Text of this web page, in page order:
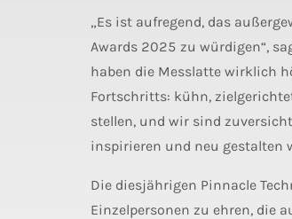
„Es ist aufregend, das
Awards 2025 zu würdigen“,
haben die Messlatte wirklich
Fortschritts: kühn,
stellen, und wir sind
inspirieren und neu gestalten
Die diesjährigen Pinnacle
Einzelpersonen zu ehren, die